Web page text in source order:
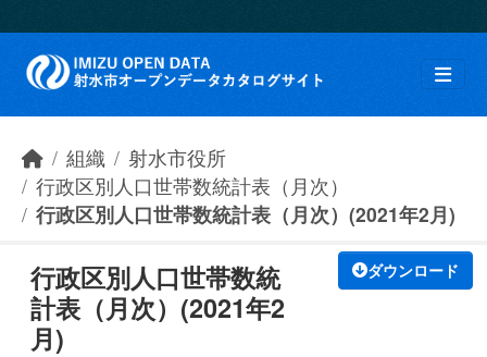
組織
射水市役所
行政区別人口世帯数統計表（月次）
行政区別人口世帯数統計表（月次）(2021年2月)
ダウンロード
行政区別人口世帯数統
計表（月次）(2021年2
月)